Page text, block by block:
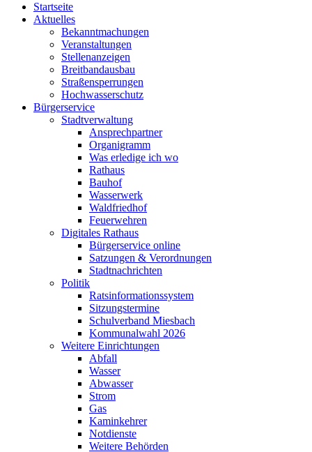
Startseite
Aktuelles
Bekanntmachungen
Veranstaltungen
Stellenanzeigen
Breitbandausbau
Straßensperrungen
Hochwasserschutz
Bürgerservice
Stadtverwaltung
Ansprechpartner
Organigramm
Was erledige ich wo
Rathaus
Bauhof
Wasserwerk
Waldfriedhof
Feuerwehren
Digitales Rathaus
Bürgerservice online
Satzungen & Verordnungen
Stadtnachrichten
Politik
Ratsinformationssystem
Sitzungstermine
Schulverband Miesbach
Kommunalwahl 2026
Weitere Einrichtungen
Abfall
Wasser
Abwasser
Strom
Gas
Kaminkehrer
Notdienste
Weitere Behörden